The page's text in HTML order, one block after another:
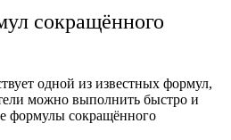
сокращённого
одной из известных формул,
можно выполнить быстро и
формулы сокращённого